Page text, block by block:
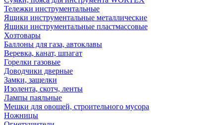
Тележки инструментальные
Ящики инструментальные металлические
Ящики инструментальные пластмассовые
Хозтовары
Баллоны для газа, автоклавы
Веревка, канат, шпагат
Горелки газовые
Доводчики дверные
Замки, защелки
Изолента, скотч, ленты
Лампы паяльные
Мешки для овощей, строительного мусора
Ножницы